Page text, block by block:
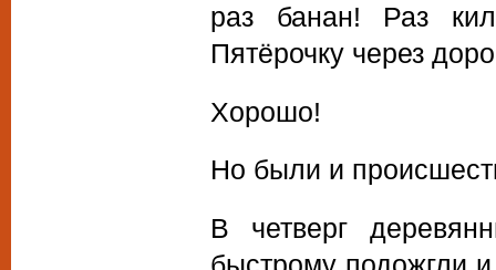
раз банан! Раз
Пятёрочку через
Хорошо!
Но были и
В четверг